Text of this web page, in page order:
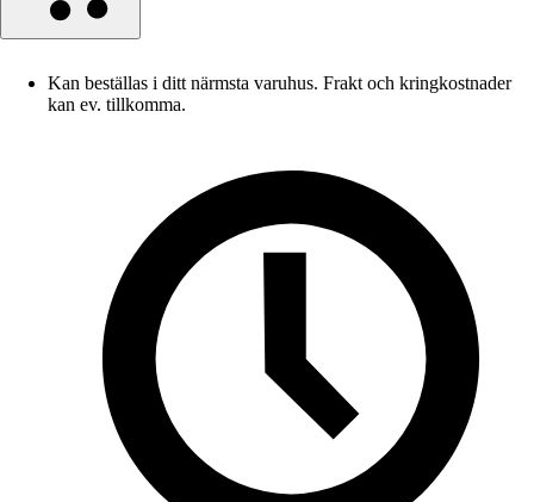
Kan beställas i ditt närmsta varuhus. Frakt och kringkostnader
kan ev. tillkomma.